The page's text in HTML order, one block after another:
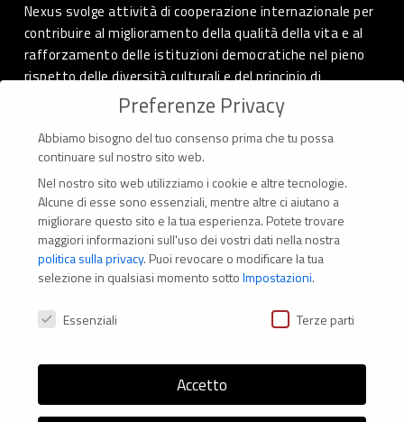
Nexus svolge attività di cooperazione internazionale per
contribuire al miglioramento della qualità della vita e al
rafforzamento delle istituzioni democratiche nel pieno
rispetto delle diversità culturali e del principio di
autodeterminazione dei popoli.
CONTATTI
Via Marconi 69 – 40122 Bologna (Italia)
Tel. +39 051 294 775
Preferenze Privacy
Abbiamo bisogno del tuo consenso prima che tu possa
continuare sul nostro sito web.
Nel nostro sito web utilizziamo i cookie e altre tecnologie.
Alcune di esse sono essenziali, mentre altre ci aiutano a
migliorare questo sito e la tua esperienza. Potete trovare
maggiori informazioni sull'uso dei vostri dati nella nostra
politica sulla privacy. Puoi revocare o modificare la tua
selezione in qualsiasi momento sottoImpostazioni.
Preferenze Privacy
Essenziali Terze parti
Accetto